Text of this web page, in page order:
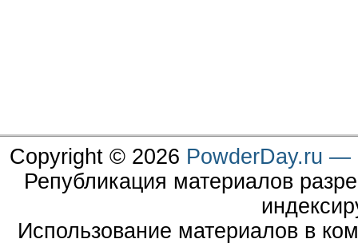
Copyright © 2026 PowderDay.ru —
Републикация материалов
Использование материалов в